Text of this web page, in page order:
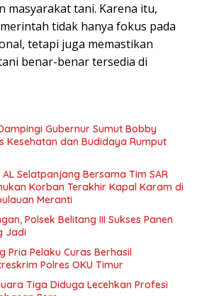
masyarakat tani. Karena itu,
tidak hanya fokus pada
tetapi juga memastikan
benar-benar tersedia di
Gubernur Sumut Bobby
Kesehatan dan Budidaya Rumput
Selatpanjang Bersama Tim SAR
Korban Terakhir Kapal Karam di
Meranti
Polsek Belitang III Sukses Panen
Jadi
Pria Pelaku Curas Berhasil
Polres OKU Timur
Tiga Diduga Lecehkan Profesi